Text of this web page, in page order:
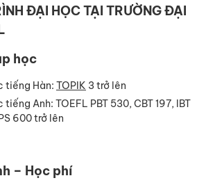
ĐẠI HỌC TẠI TRƯỜNG ĐẠI
học
tiếng Hàn: TOPIK 3 trở lên
Anh: TOEFL PBT 530, CBT 197, IBT
600 trở lên
– Học phí